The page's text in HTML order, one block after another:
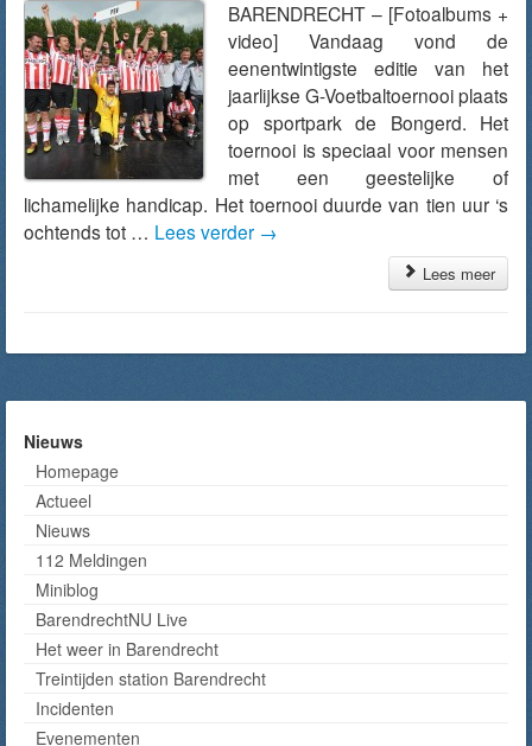
BARENDRECHT – [Fotoalbums +
video] Vandaag vond de
eenentwintigste editie van het
jaarlijkse G-Voetbaltoernooi plaats
op sportpark de Bongerd. Het
toernooi is speciaal voor mensen
met een geestelijke of
lichamelijke handicap. Het toernooi duurde van tien uur ‘s
ochtends tot … Lees verder →
Lees meer
Nieuws
Homepage
Actueel
Nieuws
112 Meldingen
Miniblog
BarendrechtNU Live
Het weer in Barendrecht
Treintijden station Barendrecht
Incidenten
Evenementen